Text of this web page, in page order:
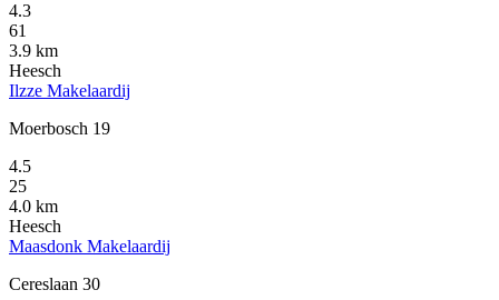
4.3
61
3.9 km
Heesch
Ilzze Makelaardij
Moerbosch 19
4.5
25
4.0 km
Heesch
Maasdonk Makelaardij
Cereslaan 30